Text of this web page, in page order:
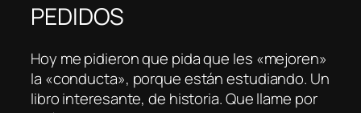
PEDIDOS
Hoy me pidieron que pida que les «mejoren»
la «conducta», porque están estudiando. Un
libro interesante, de historia. Que llame por